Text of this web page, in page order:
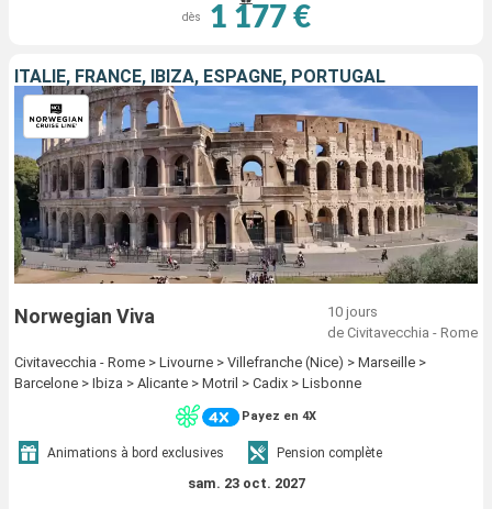
dès 1 177 €
ITALIE, FRANCE, IBIZA, ESPAGNE, PORTUGAL
Norwegian Viva
10 jours
de Civitavecchia - Rome
Civitavecchia - Rome > Livourne > Villefranche (Nice) > Marseille >
Barcelone > Ibiza > Alicante > Motril > Cadix > Lisbonne
Payez en 4X
Animations à bord exclusives Pension complète
sam. 23 oct. 2027